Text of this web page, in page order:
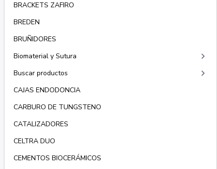
BRACKETS ZAFIRO
BREDEN
BRUÑIDORES
Biomaterial y Sutura
keyboard_arrow_right
Buscar productos keyboard_arrow_right
CAJAS ENDODONCIA
CARBURO DE TUNGSTENO
CATALIZADORES
CELTRA DUO
CEMENTOS BIOCERÁMICOS